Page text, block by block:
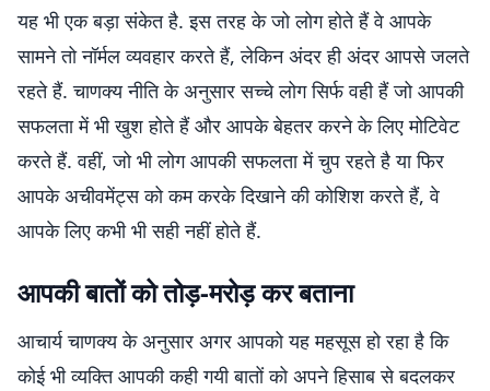
यह भी एक बड़ा संकेत है. इस तरह के जो लोग होते हैं वे आपके
सामने तो नॉर्मल व्यवहार करते हैं, लेकिन अंदर ही अंदर आपसे जलते
रहते हैं. चाणक्य नीति के अनुसार सच्चे लोग सिर्फ वही हैं जो आपकी
सफलता में भी खुश होते हैं और आपके बेहतर करने के लिए मोटिवेट
करते हैं. वहीं, जो भी लोग आपकी सफलता में चुप रहते है या फिर
आपके अचीवमेंट्स को कम करके दिखाने की कोशिश करते हैं, वे
आपके लिए कभी भी सही नहीं होते हैं.
आपकी बातों को तोड़-मरोड़ कर बताना
आचार्य चाणक्य के अनुसार अगर आपको यह महसूस हो रहा है कि
कोई भी व्यक्ति आपकी कही गयी बातों को अपने हिसाब से बदलकर